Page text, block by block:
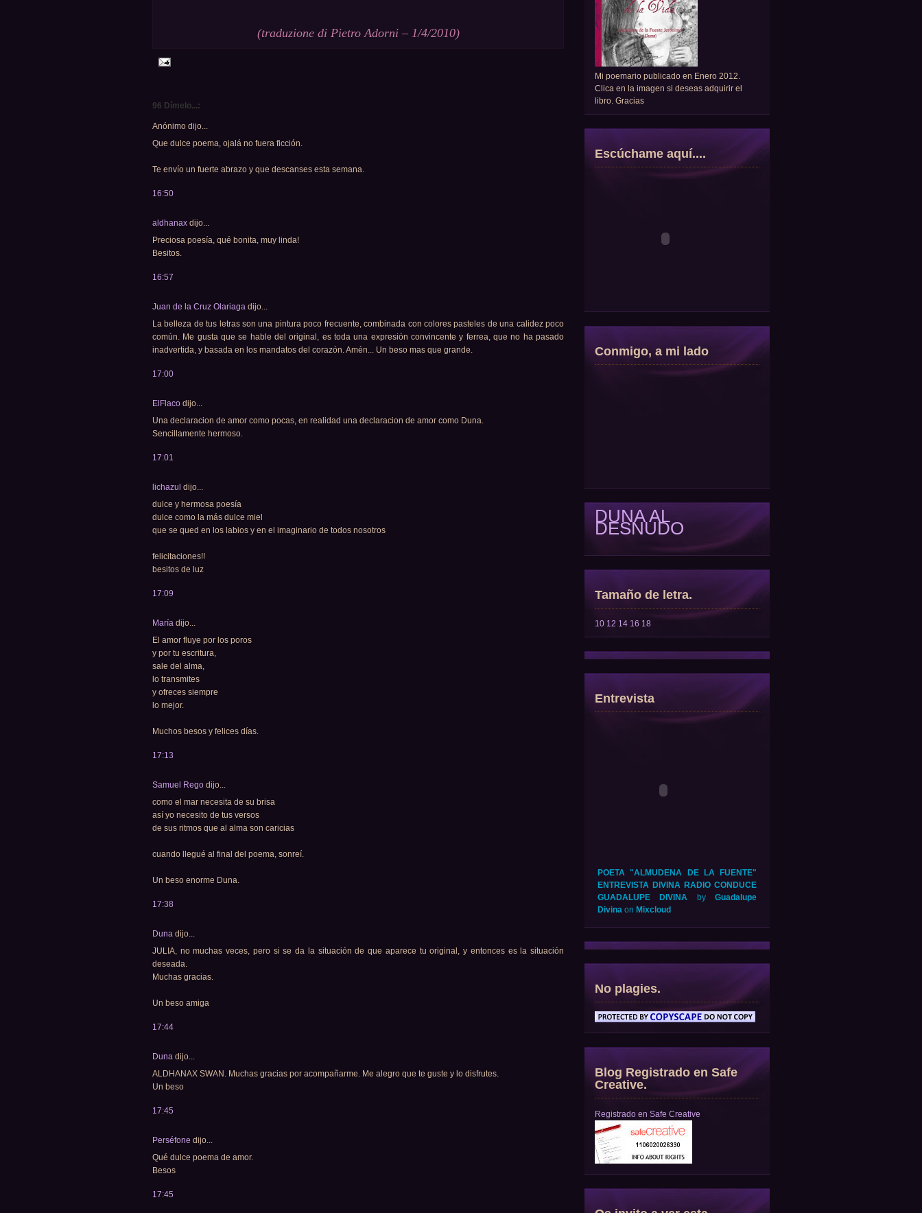
(traduzione di Pietro Adorni – 1/4/2010)
96 Dímelo...:
Anónimo dijo...
Que dulce poema, ojalá no fuera ficción.
Te envío un fuerte abrazo y que descanses esta semana.
16:50
aldhanax dijo...
Preciosa poesía, qué bonita, muy linda!
Besitos.
16:57
Juan de la Cruz Olariaga dijo...
La belleza de tus letras son una pintura poco frecuente, combinada con colores pasteles de una calidez poco
común. Me gusta que se hable del original, es toda una expresión convincente y ferrea, que no ha pasado
inadvertida, y basada en los mandatos del corazón. Amén... Un beso mas que grande.
17:00
ElFlaco dijo...
Una declaracion de amor como pocas, en realidad una declaracion de amor como Duna.
Sencillamente hermoso.
17:01
lichazul dijo...
dulce y hermosa poesía
dulce como la más dulce miel
que se qued en los labios y en el imaginario de todos nosotros
felicitaciones!!
besitos de luz
17:09
María dijo...
El amor fluye por los poros
y por tu escritura,
sale del alma,
lo transmites
y ofreces siempre
lo mejor.
Muchos besos y felices días.
17:13
Samuel Rego dijo...
como el mar necesita de su brisa
así yo necesito de tus versos
de sus ritmos que al alma son caricias
cuando llegué al final del poema, sonreí.
Un beso enorme Duna.
17:38
Duna dijo...
JULIA, no muchas veces, pero si se da la situación de que aparece tu original, y entonces es la situación
deseada.
Muchas gracias.
Un beso amiga
17:44
Duna dijo...
ALDHANAX SWAN. Muchas gracias por acompañarme. Me alegro que te guste y lo disfrutes.
Un beso
17:45
Perséfone dijo...
Qué dulce poema de amor.
Besos
17:45
Mi poemario publicado en Enero 2012.
Clica en la imagen si deseas adquirir el
libro. Gracias
Escúchame aquí....
Conmigo, a mi lado
DUNA AL
DESNUDO
Tamaño de letra.
10 12 14 16 18
Entrevista
POETA "ALMUDENA DE LA FUENTE"
ENTREVISTA DIVINA RADIO CONDUCE
GUADALUPE DIVINA byGuadalupe
Divina on Mixcloud
No plagies.
Blog Registrado en Safe
Creative.
Registrado en Safe Creative